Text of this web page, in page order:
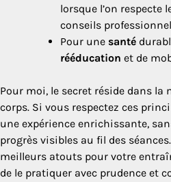
lorsque l’on respecte
conseils
Pour une santé
rééducation et de
Pour moi, le secret réside dans la
corps. Si vous respectez ces
une expérience enrichissante,
progrès visibles au fil des
meilleurs atouts pour votre
de le pratiquer avec prudence et